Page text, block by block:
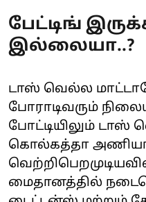
பேட்டிங்
இல்லையா..?
டாஸ் வெல்ல
போராடிவரும்
போட்டியிலும் டாஸ்
கொல்கத்தா
மைதானத்தில்